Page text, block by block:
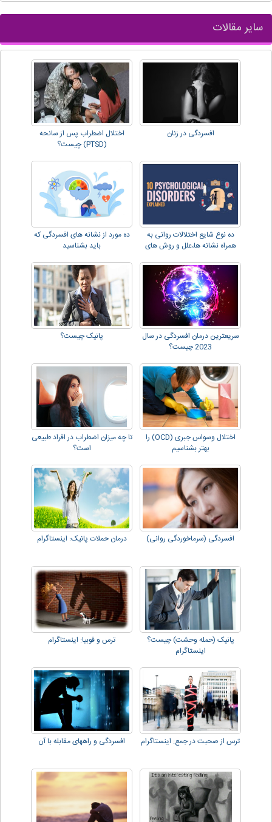
سایر مقالات
افسردگی در زنان
اختلال اضطراب پس از سانحه
(PTSD) چیست؟
ده نوع شایع اختلالات روانی به
همراه نشانه ها،علل و روش های
ده مورد از نشانه های افسردگی که
باید بشناسید
سریعترین درمان افسردگی در سال
2023 چیست؟
پانیک چیست؟
اختلال وسواس جبری (OCD) را
بهتر بشناسیم
تا چه میزان اضطراب در افراد طبیعی
است؟
افسردگی (سرماخوردگی روانی) درمان حملات پانیک: اینستاگرام
پانیک (حمله وحشت) چیست؟
اینستاگرام
ترس و فوبیا: اینستاگرام
ترس از صحبت در جمع: اینستاگرام افسردگی و راههای مقابله با آن